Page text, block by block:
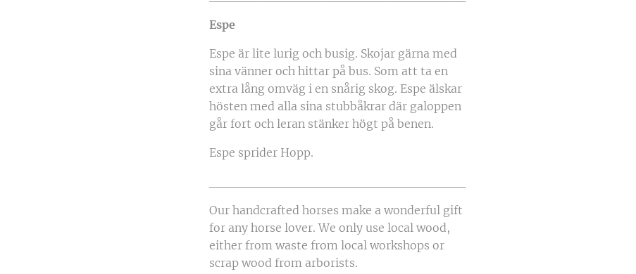
Espe
Espe är lite lurig och busig. Skojar gärna med
sina vänner och hittar på bus. Som att ta en
extra lång omväg i en snårig skog. Espe älskar
hösten med alla sina stubbåkrar där galoppen
går fort och leran stänker högt på benen.
Espe sprider Hopp.
Our handcrafted horses make a wonderful gift
for any horse lover. We only use local wood,
either from waste from local workshops or
scrap wood from arborists.